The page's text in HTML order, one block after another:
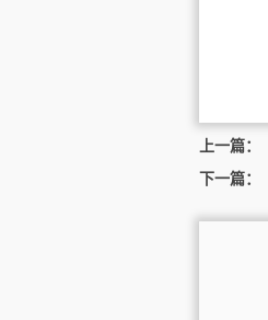
上一篇：
下一篇：